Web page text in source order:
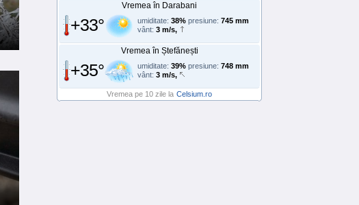
Vremea în Darabani
+33° umiditate: 38% presiune: 745 mm
vânt: 3 m/s,
Vremea în Ștefănești
+35° umiditate: 39% presiune: 748 mm
vânt: 3 m/s,
Vremea pe 10 zile la Celsium.ro